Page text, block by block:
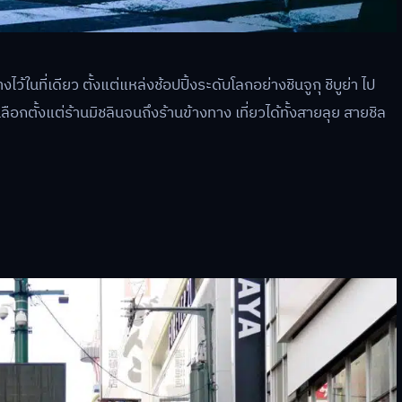
ไว้ในที่เดียว ตั้งแต่แหล่งช้อปปิ้งระดับโลกอย่างชินจูกุ ชิบูย่า ไป
กตั้งแต่ร้านมิชลินจนถึงร้านข้างทาง เที่ยวได้ทั้งสายลุย สายชิล